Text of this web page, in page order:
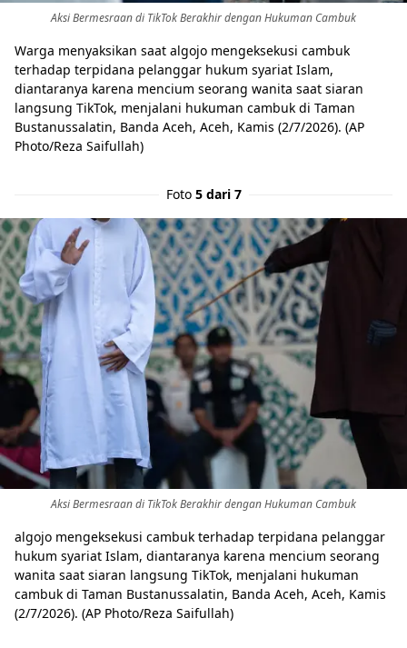
Aksi Bermesraan di TikTok Berakhir dengan Hukuman Cambuk
Warga menyaksikan saat algojo mengeksekusi cambuk
terhadap terpidana pelanggar hukum syariat Islam,
diantaranya karena mencium seorang wanita saat siaran
langsung TikTok, menjalani hukuman cambuk di Taman
Bustanussalatin, Banda Aceh, Aceh, Kamis (2/7/2026). (AP
Photo/Reza Saifullah)
Foto 5 dari 7
Aksi Bermesraan di TikTok Berakhir dengan Hukuman Cambuk
algojo mengeksekusi cambuk terhadap terpidana pelanggar
hukum syariat Islam, diantaranya karena mencium seorang
wanita saat siaran langsung TikTok, menjalani hukuman
cambuk di Taman Bustanussalatin, Banda Aceh, Aceh, Kamis
(2/7/2026). (AP Photo/Reza Saifullah)